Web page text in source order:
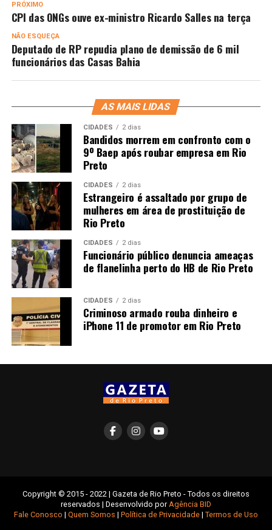
PRÓXIMO
CPI das ONGs ouve ex-ministro Ricardo Salles na terça
NÃO ESQUEÇA
Deputado de RP repudia plano de demissão de 6 mil
funcionários das Casas Bahia
AS MAIS LIDAS
CIDADES 2 dias
Bandidos morrem em confronto com o
9º Baep após roubar empresa em Rio
Preto
CIDADES 2 dias
Estrangeiro é assaltado por grupo de
mulheres em área de prostituição de
Rio Preto
CIDADES 2 dias
Funcionário público denuncia ameaças
de flanelinha perto do HB de Rio Preto
CIDADES 2 dias
Criminoso armado rouba dinheiro e
iPhone 11 de promotor em Rio Preto
Copyright © 2015 - 2022 | Gazeta de Rio Preto - Todos os direitos
reservados | Desenvolvido porAgência BID
Fale Conosco | Quem Somos | Política de Privacidade| Termos de Uso